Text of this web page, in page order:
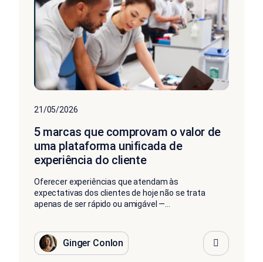
21/05/2026
5 marcas que comprovam o valor de
uma plataforma unificada de
experiência do cliente
Oferecer experiências que atendam às
expectativas dos clientes de hoje não se trata
apenas de ser rápido ou amigável —...
Ginger Conlon